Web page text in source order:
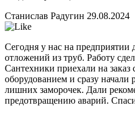
Станислав Радугин 29.08.2024
Сегодня у нас на предприятии
отложений из труб. Работу
Сантехники приехали на
оборудованием и сразу начали
лишних заморочек. Дали
предотвращению аварий.